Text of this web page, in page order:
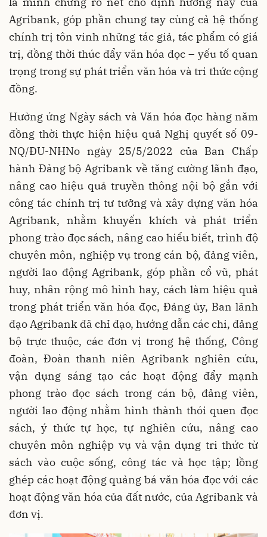
Agribank, góp phần chung tay cùng cả hệ thống
chính trị tôn vinh những tác giả, tác phẩm có giá
trị, đồng thời thúc đẩy văn hóa đọc – yếu tố quan
trọng trong sự phát triển văn hóa và tri thức cộng
đồng.
Hưởng ứng Ngày sách và Văn hóa đọc hàng năm
đồng thời thực hiện hiệu quả Nghị quyết số 09-
NQ/ĐU-NHNo ngày 25/5/2022 của Ban Chấp
hành Đảng bộ Agribank về tăng cường lãnh đạo,
nâng cao hiệu quả truyền thông nội bộ gắn với
công tác chính trị tư tưởng và xây dựng văn hóa
Agribank, nhằm khuyến khích và phát triển
phong trào đọc sách, nâng cao hiểu biết, trình độ
chuyên môn, nghiệp vụ trong cán bộ, đảng viên,
người lao động Agribank, góp phần cổ vũ, phát
huy, nhân rộng mô hình hay, cách làm hiệu quả
trong phát triển văn hóa đọc, Đảng ủy, Ban lãnh
đạo Agribank đã chỉ đạo, hướng dẫn các chi, đảng
bộ trực thuộc, các đơn vị trong hệ thống, Công
đoàn, Đoàn thanh niên Agribank nghiên cứu,
vận dụng sáng tạo các hoạt động đẩy mạnh
phong trào đọc sách trong cán bộ, đảng viên,
người lao động nhằm hình thành thói quen đọc
sách, ý thức tự học, tự nghiên cứu, nâng cao
chuyên môn nghiệp vụ và vận dụng tri thức từ
sách vào cuộc sống, công tác và học tập; lồng
ghép các hoạt động quảng bá văn hóa đọc với các
hoạt động văn hóa của đất nước, của Agribank và
đơn vị.